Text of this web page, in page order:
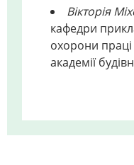
Вікторія
кафедри
охорони
академії